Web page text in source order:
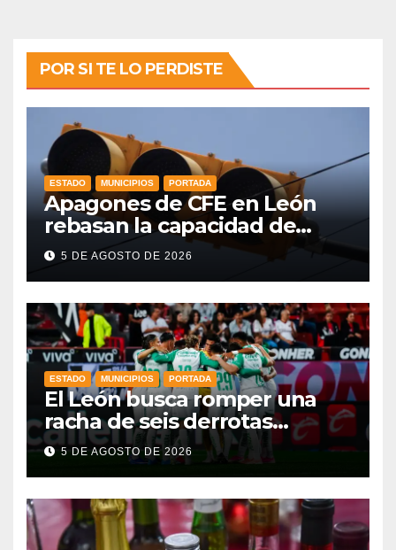
POR SI TE LO PERDISTE
ESTADO MUNICIPIOS PORTADA
Apagones de CFE en León
rebasan la capacidad de
respaldo en red de
semáforos
5 DE AGOSTO DE 2026
ESTADO MUNICIPIOS PORTADA
El León busca romper una
racha de seis derrotas
consecutivas en Leagues Cup
ante Nashville
5 DE AGOSTO DE 2026